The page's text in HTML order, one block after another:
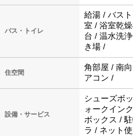
バス・トイレ
給湯 / バス
室 / 浴室乾
台 / 温水洗
き場 /
住空間
角部屋 / 南
アコン /
設備・サービス
シューズボ
ォークイン
ボックス /
ラ / ネット